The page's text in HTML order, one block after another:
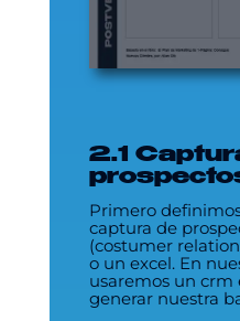
2.1
Primero
captura de
(costumer
o un excel. En
usaremos un crm
generar nuestra